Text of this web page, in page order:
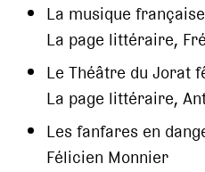
La musique
La page littéraire,
Le Théâtre du Jorat
La page littéraire,
Les fanfares en
Félicien Monnier